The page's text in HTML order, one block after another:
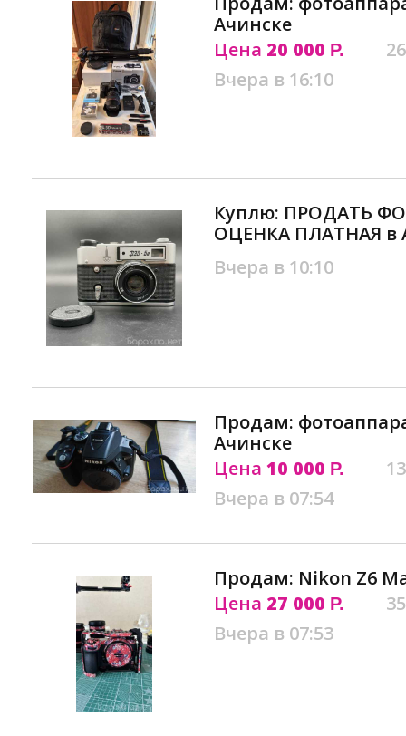
Ачинске
Цена 20 000 Р.
Вчера в 16:10
Куплю: ПРОДАТЬ
ОЦЕНКА ПЛАТНАЯ в
Вчера в 10:10
Продам:
Ачинске
Цена 10 000 Р.
Вчера в 07:54
Продам: Nikon Z6
Цена 27 000 Р.
Вчера в 07:53